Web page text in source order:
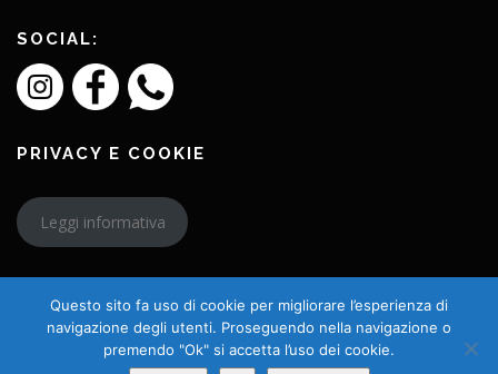
SOCIAL:
PRIVACY E COOKIE
Leggi informativa
Copyright © 2026 L'Amico Charly
Questo sito fa uso di cookie per migliorare l’esperienza di
navigazione degli utenti. Proseguendo nella navigazione o
premendo "Ok" si accetta l’uso dei cookie.